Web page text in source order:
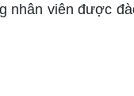
nhân viên được